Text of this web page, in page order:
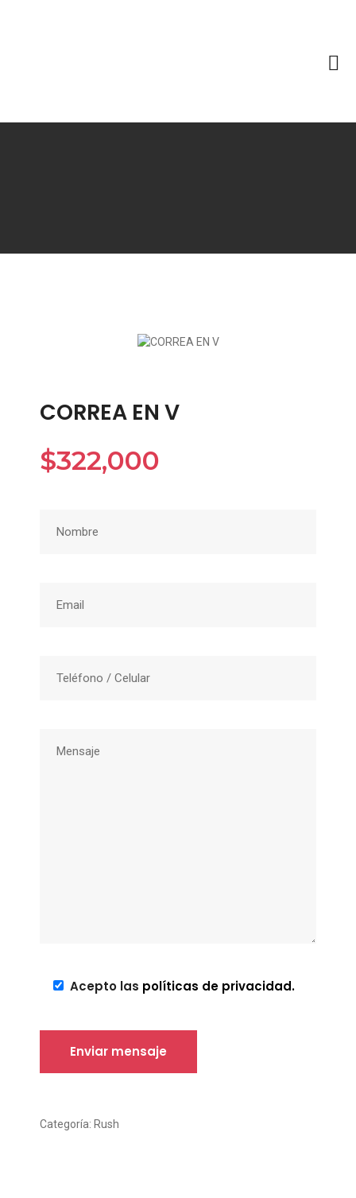
CORREA EN V
$322,000
Acepto las políticas de privacidad.
Categoría: Rush